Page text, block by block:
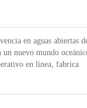
en aguas abiertas
nuevo mundo
en línea, fabrica